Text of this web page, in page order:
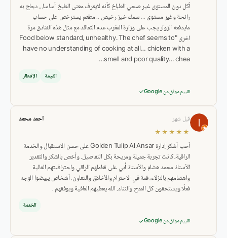
أكل دون المستوى غير صحي الطباخ كأنه لايعرف معنى الطبخ أساسا... دجاج به
رائحة وغير مستوى ... سمك خيز رخيص .. مطعم يسترخص على حساب
مايدفعه الزوار يجب على وزارة المغرب عدم التعاقد مع مثل هذه الفنادق مرة
اخرى "Food below standard, unhealthy. The chef seems to
have no understanding of cooking at all… chicken with a
smell and poor quality… chea…
الإفطار
القيمة
تقييم موثق من Google
احمد محمد
قبل شهر
★★★★★
أحب أشكر إدارة Golden Tulip Al Ansar على حسن الاستقبال والخدمة
الراقية، كانت تجربة جميلة ومريحة بكل التفاصيل. وأخص بالشكر والتقدير
الأستاذ محمد هشام والأستاذ أُبي على تعاملهم الراقي واحترافيتهم العالية
واهتمامهم بالنزلاء، قمة في الاحترام والأخلاق والتعاون. أشخاص يبيضوا الوجه
فعلًا ويستحقون كل المدح والثناء. الله يعطيهم العافية ويوفقهم .
الخدمة
تقييم موثق من Google